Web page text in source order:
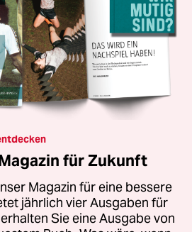
für Zukunft
Magazin für eine bessere
jährlich vier Ausgaben für
Sie eine Ausgabe von